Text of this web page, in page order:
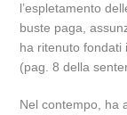
l’espletamento
buste paga,
ha ritenuto fondati
(pag. 8 della
Nel contempo, ha